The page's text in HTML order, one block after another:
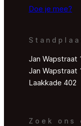
Doe je mee?
Jan Wapstraat
Jan Wapstraat
Laakkade 402
Zoek ons